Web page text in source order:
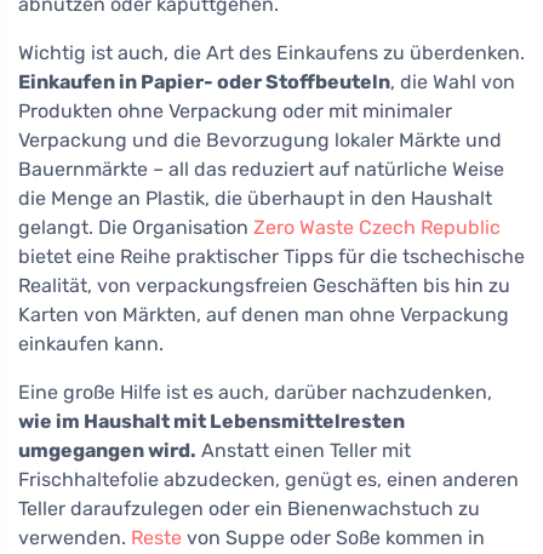
abnutzen oder kaputtgehen.
Wichtig ist auch, die Art des Einkaufens zu überdenken.
Einkaufen in Papier- oder Stoffbeuteln, die Wahl von
Produkten ohne Verpackung oder mit minimaler
Verpackung und die Bevorzugung lokaler Märkte und
Bauernmärkte – all das reduziert auf natürliche Weise
die Menge an Plastik, die überhaupt in den Haushalt
gelangt. Die Organisation Zero Waste Czech Republic
bietet eine Reihe praktischer Tipps für die tschechische
Realität, von verpackungsfreien Geschäften bis hin zu
Karten von Märkten, auf denen man ohne Verpackung
einkaufen kann.
Eine große Hilfe ist es auch, darüber nachzudenken,
wie im Haushalt mit Lebensmittelresten
umgegangen wird. Anstatt einen Teller mit
Frischhaltefolie abzudecken, genügt es, einen anderen
Teller daraufzulegen oder ein Bienenwachstuch zu
verwenden. Reste von Suppe oder Soße kommen in